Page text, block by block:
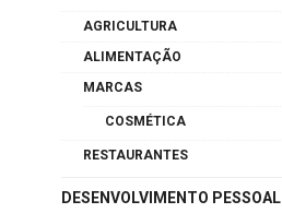
AGRICULTURA
ALIMENTAÇÃO
MARCAS
COSMÉTICA
RESTAURANTES
DESENVOLVIMENTO PESSOAL